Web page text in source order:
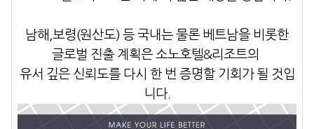
남해,보령(원산도) 등 국내는 물론 베트남을 비롯한
글로벌 진출 계획은 소노호텔&리조트의
유서 깊은 신뢰도를 다시 한 번 증명할 기회가 될 것입
니다.